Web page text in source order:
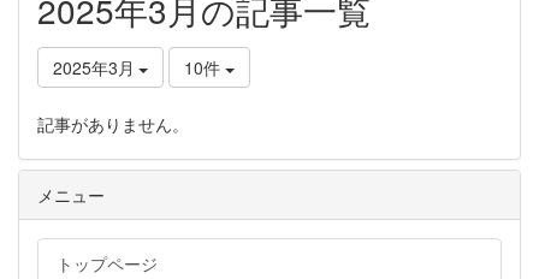
2025年3月の記事一覧
2025年3月 10件
記事がありません。
メニュー
トップページ